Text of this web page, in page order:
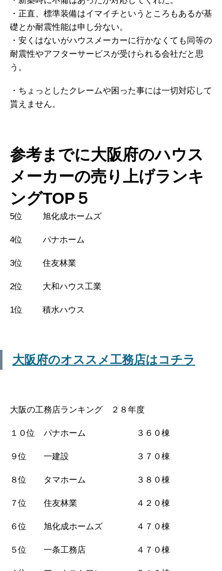
・正直、標準装備はイマイチというところもあるが基
礎とか耐震性能は申し分ない。
・安くはないがハウスメーカーに行かなくても同等の
耐震性やアフターサービスが受けられる会社だと思
う。
・ちょっとしたクレームや困った事には一切対応して
貰えません。
参考までに大阪府のハウス
メーカーの売り上げランキ
ングTOP５
5位 旭化成ホームズ
4位 パナホーム
3位 住友林業
2位 大和ハウス工業
1位 積水ハウス
大阪府のオススメ工務店はコチラ
大阪の工務店ランキング ２８年度
１０位 パナホーム ３６０棟
９位 一建設 ３７０棟
８位 タマホーム ３８０棟
７位 住友林業 ４２０棟
６位 旭化成ホームズ ４７０棟
５位 一条工務店 ４７０棟